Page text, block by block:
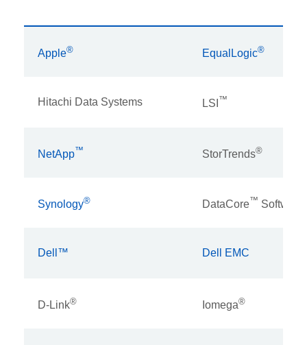
Apple® EqualLogic®
Hitachi Data Systems LSI ™
NetApp™ StorTrends®
Synology® DataCore™ Software
Dell™ Dell EMC
D-Link® Iomega®